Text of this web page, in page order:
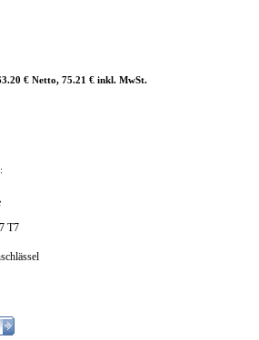
€ Netto, 75.21 € inkl. MwSt.
T7